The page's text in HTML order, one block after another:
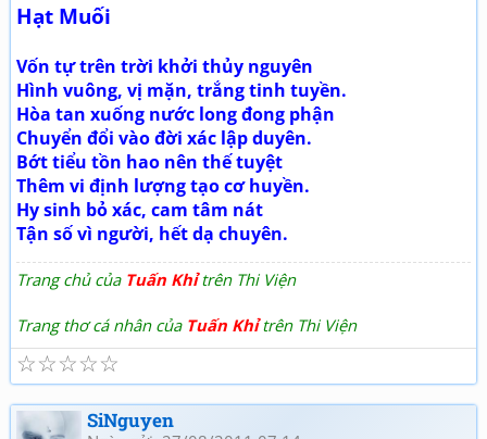
Hạt Muối
Vốn tự trên trời khởi thủy nguyên
Hình vuông, vị mặn, trắng tinh tuyền.
Hòa tan xuống nước long đong phận
Chuyển đổi vào đời xác lập duyên.
Bớt tiểu tồn hao nên thế tuyệt
Thêm vi định lượng tạo cơ huyền.
Hy sinh bỏ xác, cam tâm nát
Tận số vì người, hết dạ chuyên.
Trang chủ của Tuấn Khỉtrên Thi Viện
Trang thơ cá nhân của Tuấn Khỉtrên Thi Viện
☆
☆
☆
☆
☆
SiNguyen